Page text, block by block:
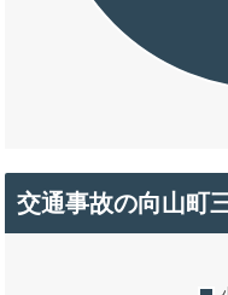
交通事故の向山町